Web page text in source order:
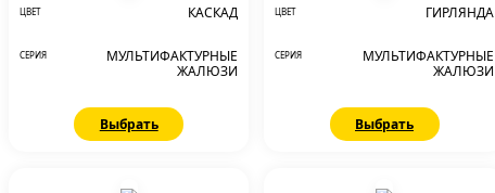
ЦВЕТ КАСКАД
СЕРИЯ
МУЛЬТИФАКТУРНЫЕ
ЖАЛЮЗИ
Выбрать
ЦВЕТ ГИРЛЯНДА
СЕРИЯ
МУЛЬТИФАКТУРНЫЕ
ЖАЛЮЗИ
Выбрать